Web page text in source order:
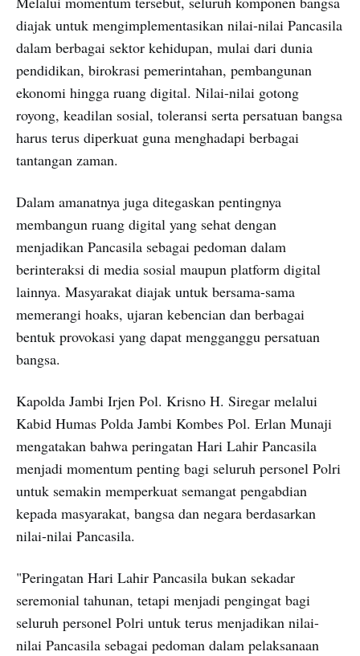
diajak untuk mengimplementasikan nilai-nilai Pancasila
dalam berbagai sektor kehidupan, mulai dari dunia
pendidikan, birokrasi pemerintahan, pembangunan
ekonomi hingga ruang digital. Nilai-nilai gotong
royong, keadilan sosial, toleransi serta persatuan bangsa
harus terus diperkuat guna menghadapi berbagai
tantangan zaman.
Dalam amanatnya juga ditegaskan pentingnya
membangun ruang digital yang sehat dengan
menjadikan Pancasila sebagai pedoman dalam
berinteraksi di media sosial maupun platform digital
lainnya. Masyarakat diajak untuk bersama-sama
memerangi hoaks, ujaran kebencian dan berbagai
bentuk provokasi yang dapat mengganggu persatuan
bangsa.
Kapolda Jambi Irjen Pol. Krisno H. Siregar melalui
Kabid Humas Polda Jambi Kombes Pol. Erlan Munaji
mengatakan bahwa peringatan Hari Lahir Pancasila
menjadi momentum penting bagi seluruh personel Polri
untuk semakin memperkuat semangat pengabdian
kepada masyarakat, bangsa dan negara berdasarkan
nilai-nilai Pancasila.
"Peringatan Hari Lahir Pancasila bukan sekadar
seremonial tahunan, tetapi menjadi pengingat bagi
seluruh personel Polri untuk terus menjadikan nilai-
nilai Pancasila sebagai pedoman dalam pelaksanaan